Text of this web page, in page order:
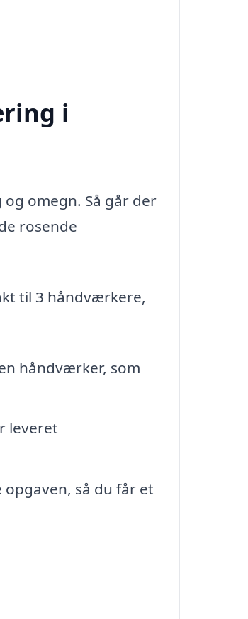
i
omegn. Så går der
rosende
til 3 håndværkere,
håndværker, som
leveret
så du får et